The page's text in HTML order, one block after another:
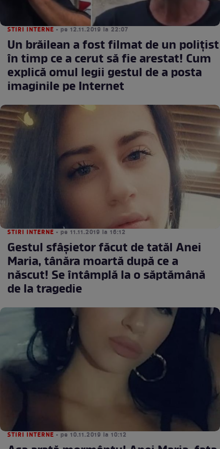
STIRI INTERNE • pe 12.11.2019 la 22:07
Un brăilean a fost filmat de un polițist
în timp ce a cerut să fie arestat! Cum
explică omul legii gestul de a posta
imaginile pe Internet
STIRI INTERNE • pe 11.11.2019 la 16:12
Gestul sfâşietor făcut de tatăl Anei
Maria, tânăra moartă după ce a
născut! Se întâmplă la o săptămână
de la tragedie
STIRI INTERNE • pe 10.11.2019 la 10:12